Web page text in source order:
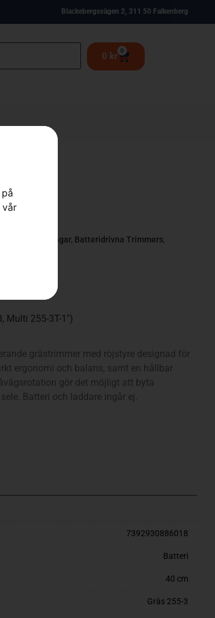
vår
Blackebergsvägen 2, 311 50 Falkenberg
0 kr
0
Röjsågar, Batteridrivna Trimmers,
Multi 255-3T-1″)
grästrimmer med röjstyre designad för
ergonomi och balans, samt en hållbar
gör det möjligt att byta
Batteri och laddare ingår ej.
7392930886018
Batteri
40 cm
Gräs 255-3